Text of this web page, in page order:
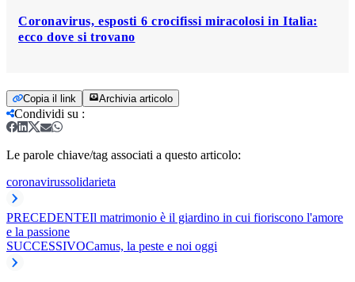
Coronavirus, esposti 6 crocifissi miracolosi in Italia:
ecco dove si trovano
Copia il link Archivia articolo
Condividi su :
Le parole chiave/tag associati a questo articolo:
coronavirussolidarieta
PRECEDENTEIl matrimonio è il giardino in cui fioriscono l'amore
e la passione
SUCCESSIVOCamus, la peste e noi oggi